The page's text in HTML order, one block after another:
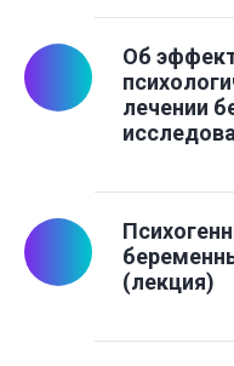
Об
лечении
(лекция)